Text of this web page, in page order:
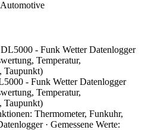
- Funk Wetter Datenlogger
Temperatur,
Taupunkt)
Thermometer, Funkuhr,
· Gemessene Werte: